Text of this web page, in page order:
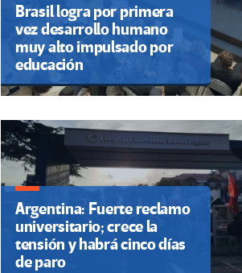
Brasil logra por primera
vez desarrollo humano
muy alto impulsado por
educación
Argentina: Fuerte reclamo
universitario; crece la
tensión y habrá cinco días
de paro